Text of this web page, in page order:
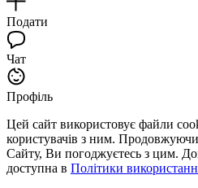
Подати
Чат
Профіль
Цей сайт використовує файли
користувачів з ним.
Сайту, Ви погоджуєтесь з цим.
доступна в Політики